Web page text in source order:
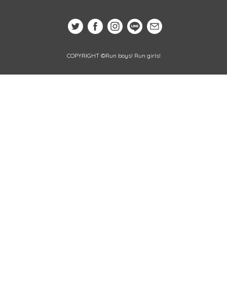
COPYRIGHT ©Run boys! Run girls!